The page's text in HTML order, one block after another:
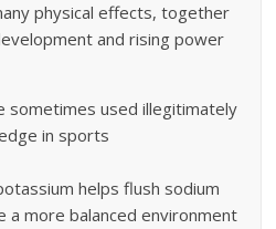
physical effects, together
and rising power
sometimes used illegitimately
in sports
helps flush sodium
more balanced environment